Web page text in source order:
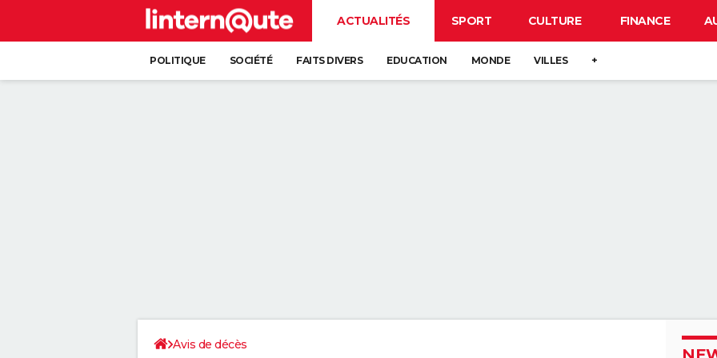
ACTUALITÉS SPORT CULTURE FINANCE
POLITIQUE SOCIÉTÉ FAITS DIVERS EDUCATION MONDE VILLES +
Avis de décès